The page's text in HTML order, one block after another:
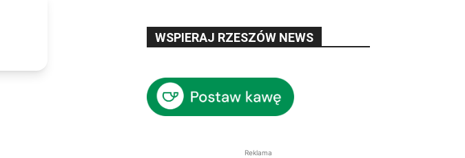
WSPIERAJ RZESZÓW NEWS
Reklama